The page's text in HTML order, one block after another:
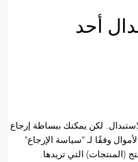
أحد
لكن يمكنك ببساطة إرجاع
وفقًا لـ "سياسة الإرجاع"
(المنتجات) التي تريدها.